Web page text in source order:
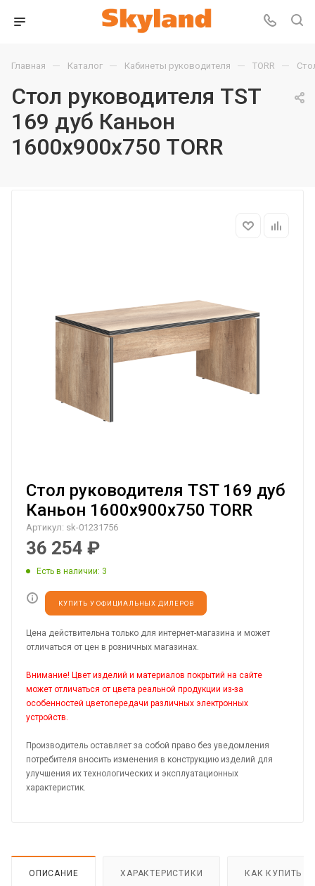
Главная — Каталог — Кабинеты руководителя — TORR —
Стол руководителя TST
169 дуб Каньон
1600х900х750 TORR
Стол руководителя TST 169 дуб
Каньон 1600х900х750 TORR
Артикул: sk-01231756
36 254 ₽
Есть в наличии: 3
КУПИТЬ У ОФИЦИАЛЬНЫХ ДИЛЕРОВ
Цена действительна только для интернет-магазина и может
отличаться от цен в розничных магазинах.
Внимание! Цвет изделий и материалов покрытий на сайте
может отличаться от цвета реальной продукции из-за
особенностей цветопередачи различных электронных
устройств.
Производитель оставляет за собой право без уведомления
потребителя вносить изменения в конструкцию изделий для
улучшения их технологических и эксплуатационных
характеристик.
ОПИСАНИЕ ХАРАКТЕРИСТИКИ КАК КУПИТЬ